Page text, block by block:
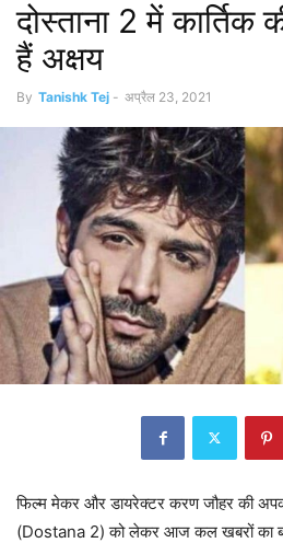
दोस्ताना 2 में
हैं अक्षय
By Tanishk Tej - अप्रैल 23, 2021
फिल्म मेकर और डायरेक्टर करण जौहर की
(Dostana 2) को लेकर आज कल खबरों का